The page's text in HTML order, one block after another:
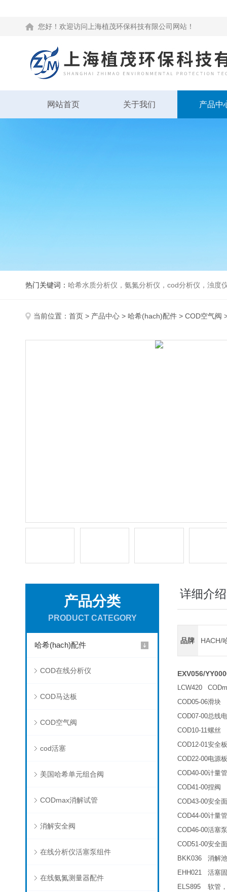
您好！欢迎访问上海植茂环保科技有限公司网站！
网站首页 关于我们 产品中
热门关键词： 哈希水质分析仪，氨氮分析仪，cod分析仪，浊度
当前位置： 首页 > 产品中心 > 哈希(hach)配件 > COD空气阀
产品分类
PRODUCT CATEGORY
哈希(hach)配件
COD在线分析仪
COD马达板
COD空气阀
cod活塞
美国哈希单元组合阀
CODmax消解试管
消解安全阀
在线分析仪活塞泵组件
在线氨氮测量器配件
详细介绍
品牌 HACH/
EXV056/
LCW420
COD05-06滑块
COD07-00总线
COD10-11螺丝
COD12-01安全板
COD22-00电源板
COD40-00计量
COD41-00捏阀
COD43-00安全
COD44-00计量
COD46-00活塞
COD51-00安全
BKK036
消解池
EHH021
活塞
ELS895
软管